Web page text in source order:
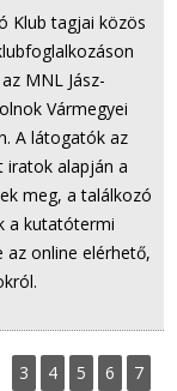
Klub tagjai közös
MNL Jász-
Vármegyei
A látogatók az
iratok alapján a
meg, a találkozó
a kutatótermi
az online elérhető,
3 4 5 6 7